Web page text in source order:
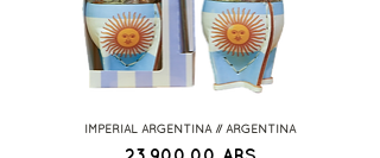
IMPERIAL ARGENTINA // ARGENTINA